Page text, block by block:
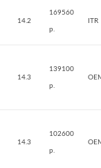
14.2
169560
р.
ITR
14.3
139100
р.
14.3
102600
р.